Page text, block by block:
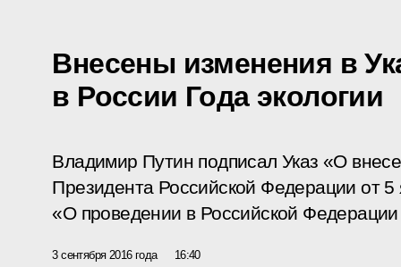
Внесены изменения в
в России Года экологии
Владимир Путин подписал Указ «О
Президента Российской Федерации от
«О проведении в Российской Федерации
3 сентября 2016 года 16:40